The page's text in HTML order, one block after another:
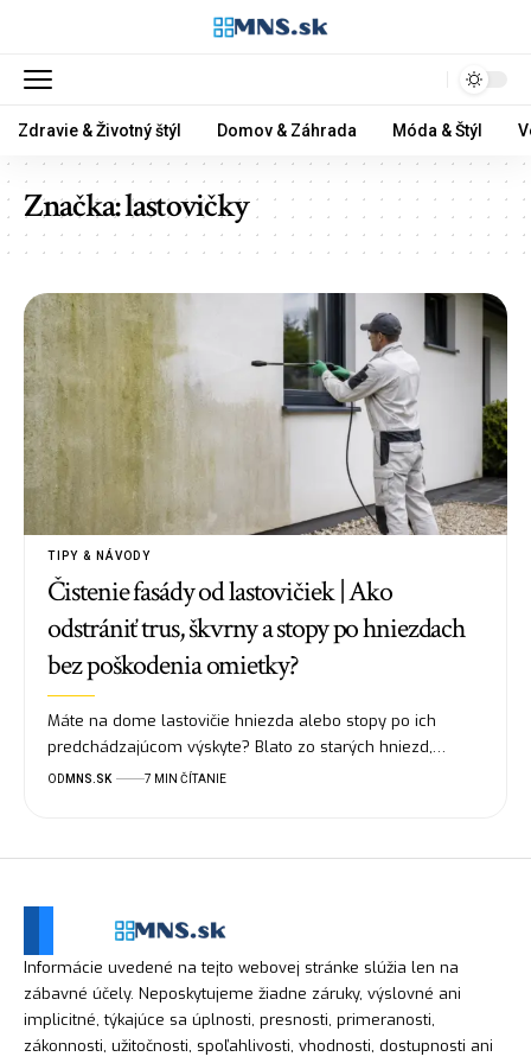
Zdravie & Životný štýl Domov & Záhrada Móda & Štýl
Značka:lastovičky
TIPY & NÁVODY
Čistenie fasády od lastovičiek | Ako
odstrániť trus, škvrny a stopy po hniezdach
bez poškodenia omietky?
Máte na dome lastovičie hniezda alebo stopy po ich
predchádzajúcom výskyte? Blato zo starých hniezd,…
OD MNS.SK 7 MIN ČÍTANIE
Informácie uvedené na tejto webovej stránke slúžia len na
zábavné účely. Neposkytujeme žiadne záruky, výslovné ani
implicitné, týkajúce sa úplnosti, presnosti, primeranosti,
zákonnosti, užitočnosti, spoľahlivosti, vhodnosti, dostupnosti ani